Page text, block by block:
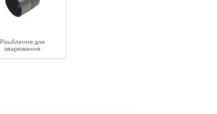
Різьблення для
зварювання